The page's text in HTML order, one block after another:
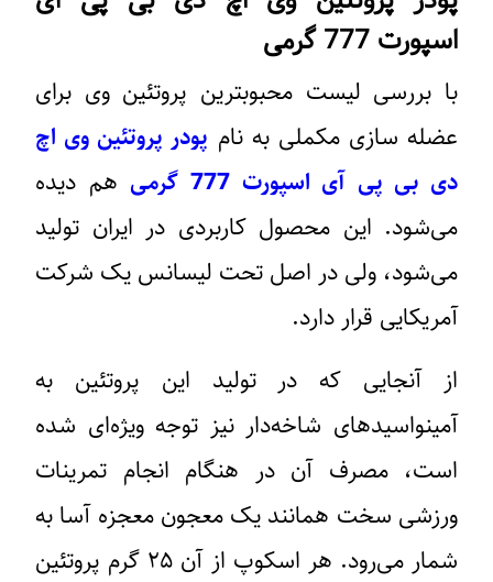
اسپورت 777 گرمی
با بررسی لیست محبوبترین پروتئین وی برای
عضله سازی مکملی به نام پودر پروتئین وی اچ
دی بی پی آی اسپورت 777 گرمی
هم دیده
می‌شود. این محصول کاربردی در ایران تولید
می‌شود، ولی در اصل تحت لیسانس یک شرکت
آمریکایی قرار دارد.
از آنجایی که در تولید این پروتئین به
آمینواسیدهای شاخه‌دار نیز توجه ویژه‌ای شده
است، مصرف آن در هنگام انجام تمرینات
ورزشی سخت همانند یک‌ معجون معجزه آسا به
شمار می‌رود. هر اسکوپ از آن ۲۵ گرم پروتئین